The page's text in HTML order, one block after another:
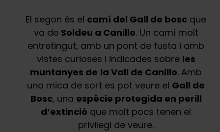
El segon és el camí del Gall de bosc que
va de Soldeu a Canillo. Un camí molt
entretingut, amb un pont de fusta i amb
vistes curioses i indicades sobre les
muntanyes de la Vall de Canillo. Amb
una mica de sort es pot veure el Gall de
Bosc, una espècie protegida en perill
d’extinció que molt pocs tenen el
privilegi de veure.